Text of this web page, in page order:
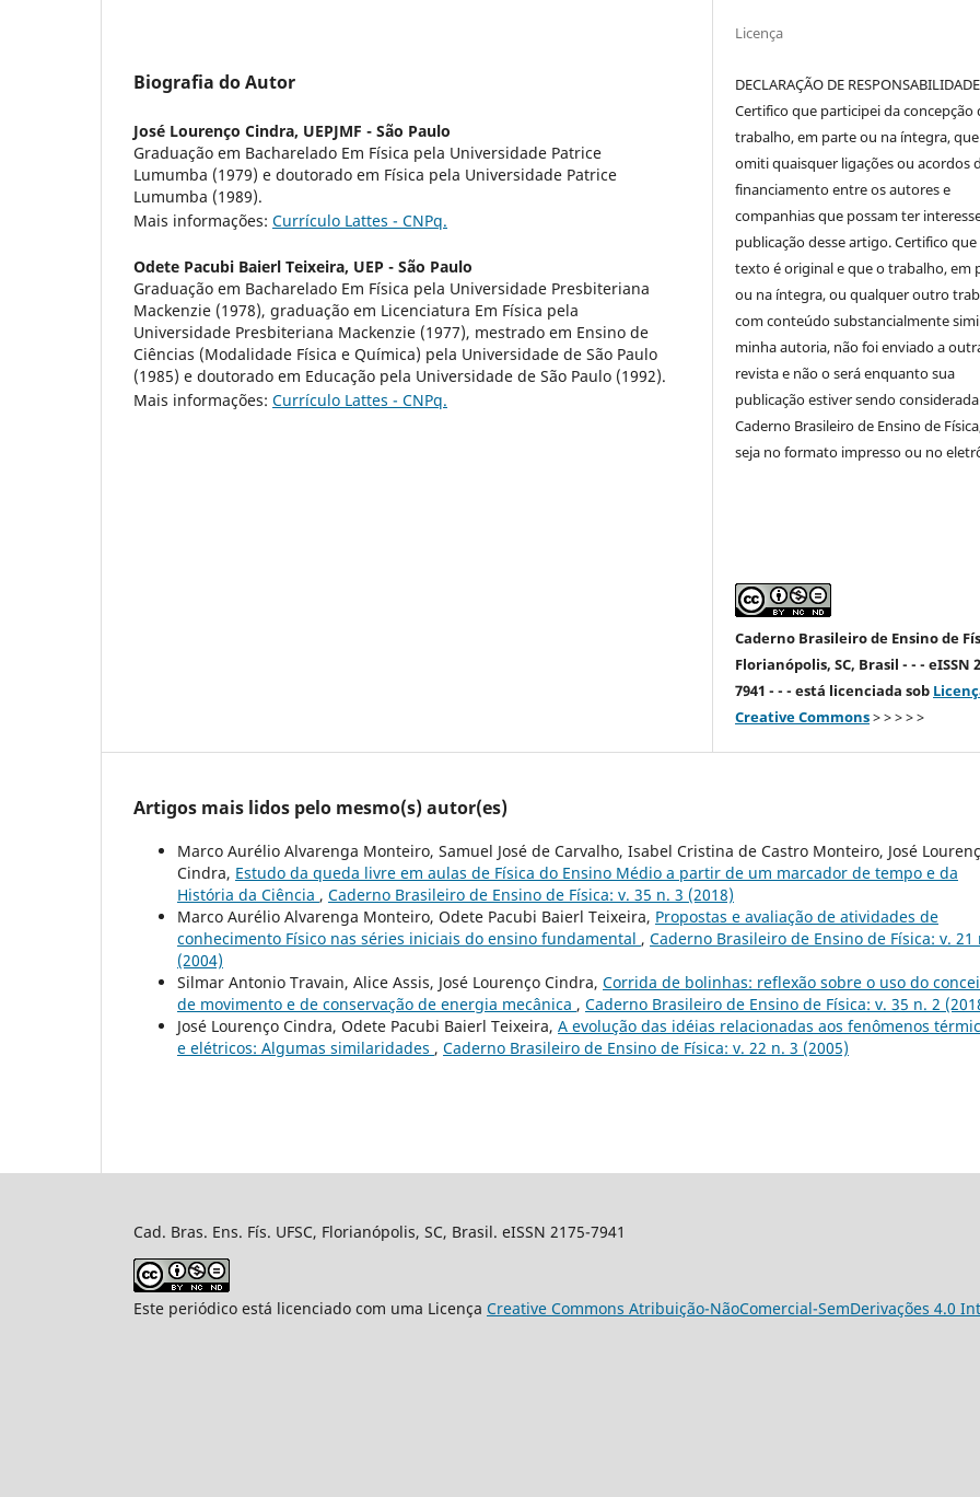
Biografia do Autor
José Lourenço Cindra, UEPJMF - São Paulo
Graduação em Bacharelado Em Física pela Universidade Patrice
Lumumba (1979) e doutorado em Física pela Universidade Patrice
Lumumba (1989).
Mais informações: Currículo Lattes - CNPq.
Odete Pacubi Baierl Teixeira, UEP - São Paulo
Graduação em Bacharelado Em Física pela Universidade Presbiteriana
Mackenzie (1978), graduação em Licenciatura Em Física pela
Universidade Presbiteriana Mackenzie (1977), mestrado em Ensino de
Ciências (Modalidade Física e Química) pela Universidade de São Paulo
(1985) e doutorado em Educação pela Universidade de São Paulo (1992).
Mais informações: Currículo Lattes - CNPq.
Licença
DECLARAÇÃO DE RESPONSABILIDADE
Certifico que participei da concepção
trabalho, em parte ou na íntegra,
omiti quaisquer ligações ou acordos
financiamento entre os autores e
companhias que possam ter
publicação desse artigo. Certifico que
texto é original e que o trabalho, em
ou na íntegra, ou qualquer outro
com conteúdo substancialmente
minha autoria, não foi enviado a
revista e não o será enquanto sua
publicação estiver sendo
Caderno Brasileiro de Ensino de
seja no formato impresso ou no
Caderno Brasileiro de Ensino de
Florianópolis, SC, Brasil - - - eISSN
7941 - - - está licenciada sob
Creative Commons> > > > >
Artigos mais lidos pelo mesmo(s) autor(es)
Marco Aurélio Alvarenga Monteiro, Samuel José de Carvalho, Isabel Cristina de Castro Monteiro, José
Cindra, Estudo da queda livre em aulas de Física do Ensino Médio a partir de um marcador de tempo e da
História da Ciência , Caderno Brasileiro de Ensino de Física: v. 35 n. 3 (2018)
Marco Aurélio Alvarenga Monteiro, Odete Pacubi Baierl Teixeira, Propostas e avaliação de atividades de
conhecimento Físico nas séries iniciais do ensino fundamental , Caderno Brasileiro de Ensino de Física: v. 21
(2004)
Silmar Antonio Travain, Alice Assis, José Lourenço Cindra, Corrida de bolinhas: reflexão sobre o uso do
de movimento e de conservação de energia mecânica , Caderno Brasileiro de Ensino de Física: v. 35 n. 2
José Lourenço Cindra, Odete Pacubi Baierl Teixeira, A evolução das idéias relacionadas aos fenômenos
e elétricos: Algumas similaridades , Caderno Brasileiro de Ensino de Física: v. 22 n. 3 (2005)
Cad. Bras. Ens. Fís. UFSC, Florianópolis, SC, Brasil. eISSN 2175-7941
Este periódico está licenciado com uma Licença Creative Commons Atribuição-NãoComercial-SemDerivações 4.0